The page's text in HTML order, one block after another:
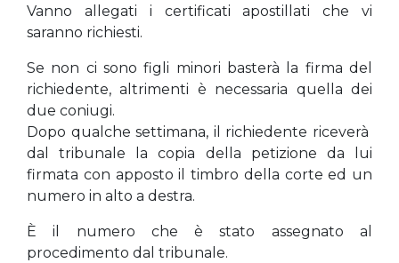
Vanno allegati i certificati apostillati che vi
saranno richiesti.
Se non ci sono figli minori basterà la firma del
richiedente, altrimenti è necessaria quella dei
due coniugi.
Dopo qualche settimana, il richiedente riceverà
dal tribunale la copia della petizione da lui
firmata con apposto il timbro della corte ed un
numero in alto a destra.
È il numero che è stato assegnato al
procedimento dal tribunale.